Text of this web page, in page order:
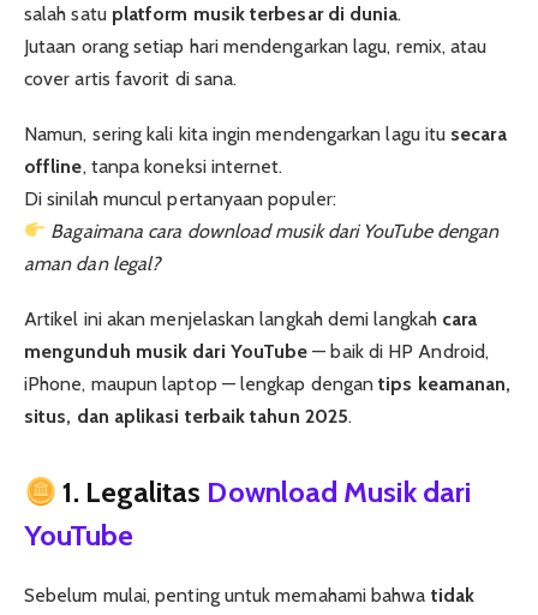
salah satu platform musik terbesar di dunia.
Jutaan orang setiap hari mendengarkan lagu, remix, atau
cover artis favorit di sana.
Namun, sering kali kita ingin mendengarkan lagu itu secara
offline, tanpa koneksi internet.
Di sinilah muncul pertanyaan populer:
Bagaimana cara download musik dari YouTube dengan
aman dan legal?
Artikel ini akan menjelaskan langkah demi langkah cara
mengunduh musik dari YouTube — baik di HP Android,
iPhone, maupun laptop — lengkap dengantips keamanan,
situs, dan aplikasi terbaik tahun 2025.
1. Legalitas Download Musik dari
YouTube
Sebelum mulai, penting untuk memahami bahwa tidak